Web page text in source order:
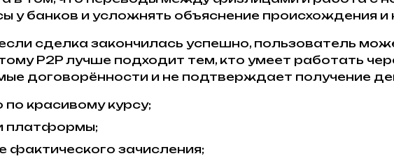
у банков и усложнять объяснение происхождения и
сделка закончилась успешно, пользователь
P2P лучше подходит тем, кто умеет работать
договорённости и не подтверждает получение
красивому курсу;
платформы;
зачисления;